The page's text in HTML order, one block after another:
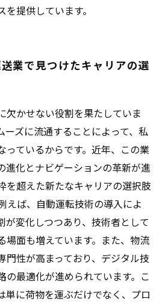
提供しています。
業で見つけたキャリアの選
欠かせない役割を果たしていま
ーズに流通することによって、私
っているからです。近年、この業
進化とナビゲーションの革新が進
を超えた新たなキャリアの選択肢
えば、自動運転技術の導入によ
が変化しつつあり、技術者として
場面も増えています。また、物流
門性が高まっており、デジタル技
の最適化が進められています。こ
単に荷物を運ぶだけでなく、プロ